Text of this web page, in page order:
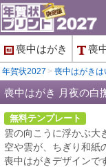
喪中はがき 喪
年賀状2027 喪中はがき
喪中はがき 月夜の白
無料テンプレート
雲の向こうに浮かぶ大
空や雲が、ちぎり和紙
喪中はがきデザインで